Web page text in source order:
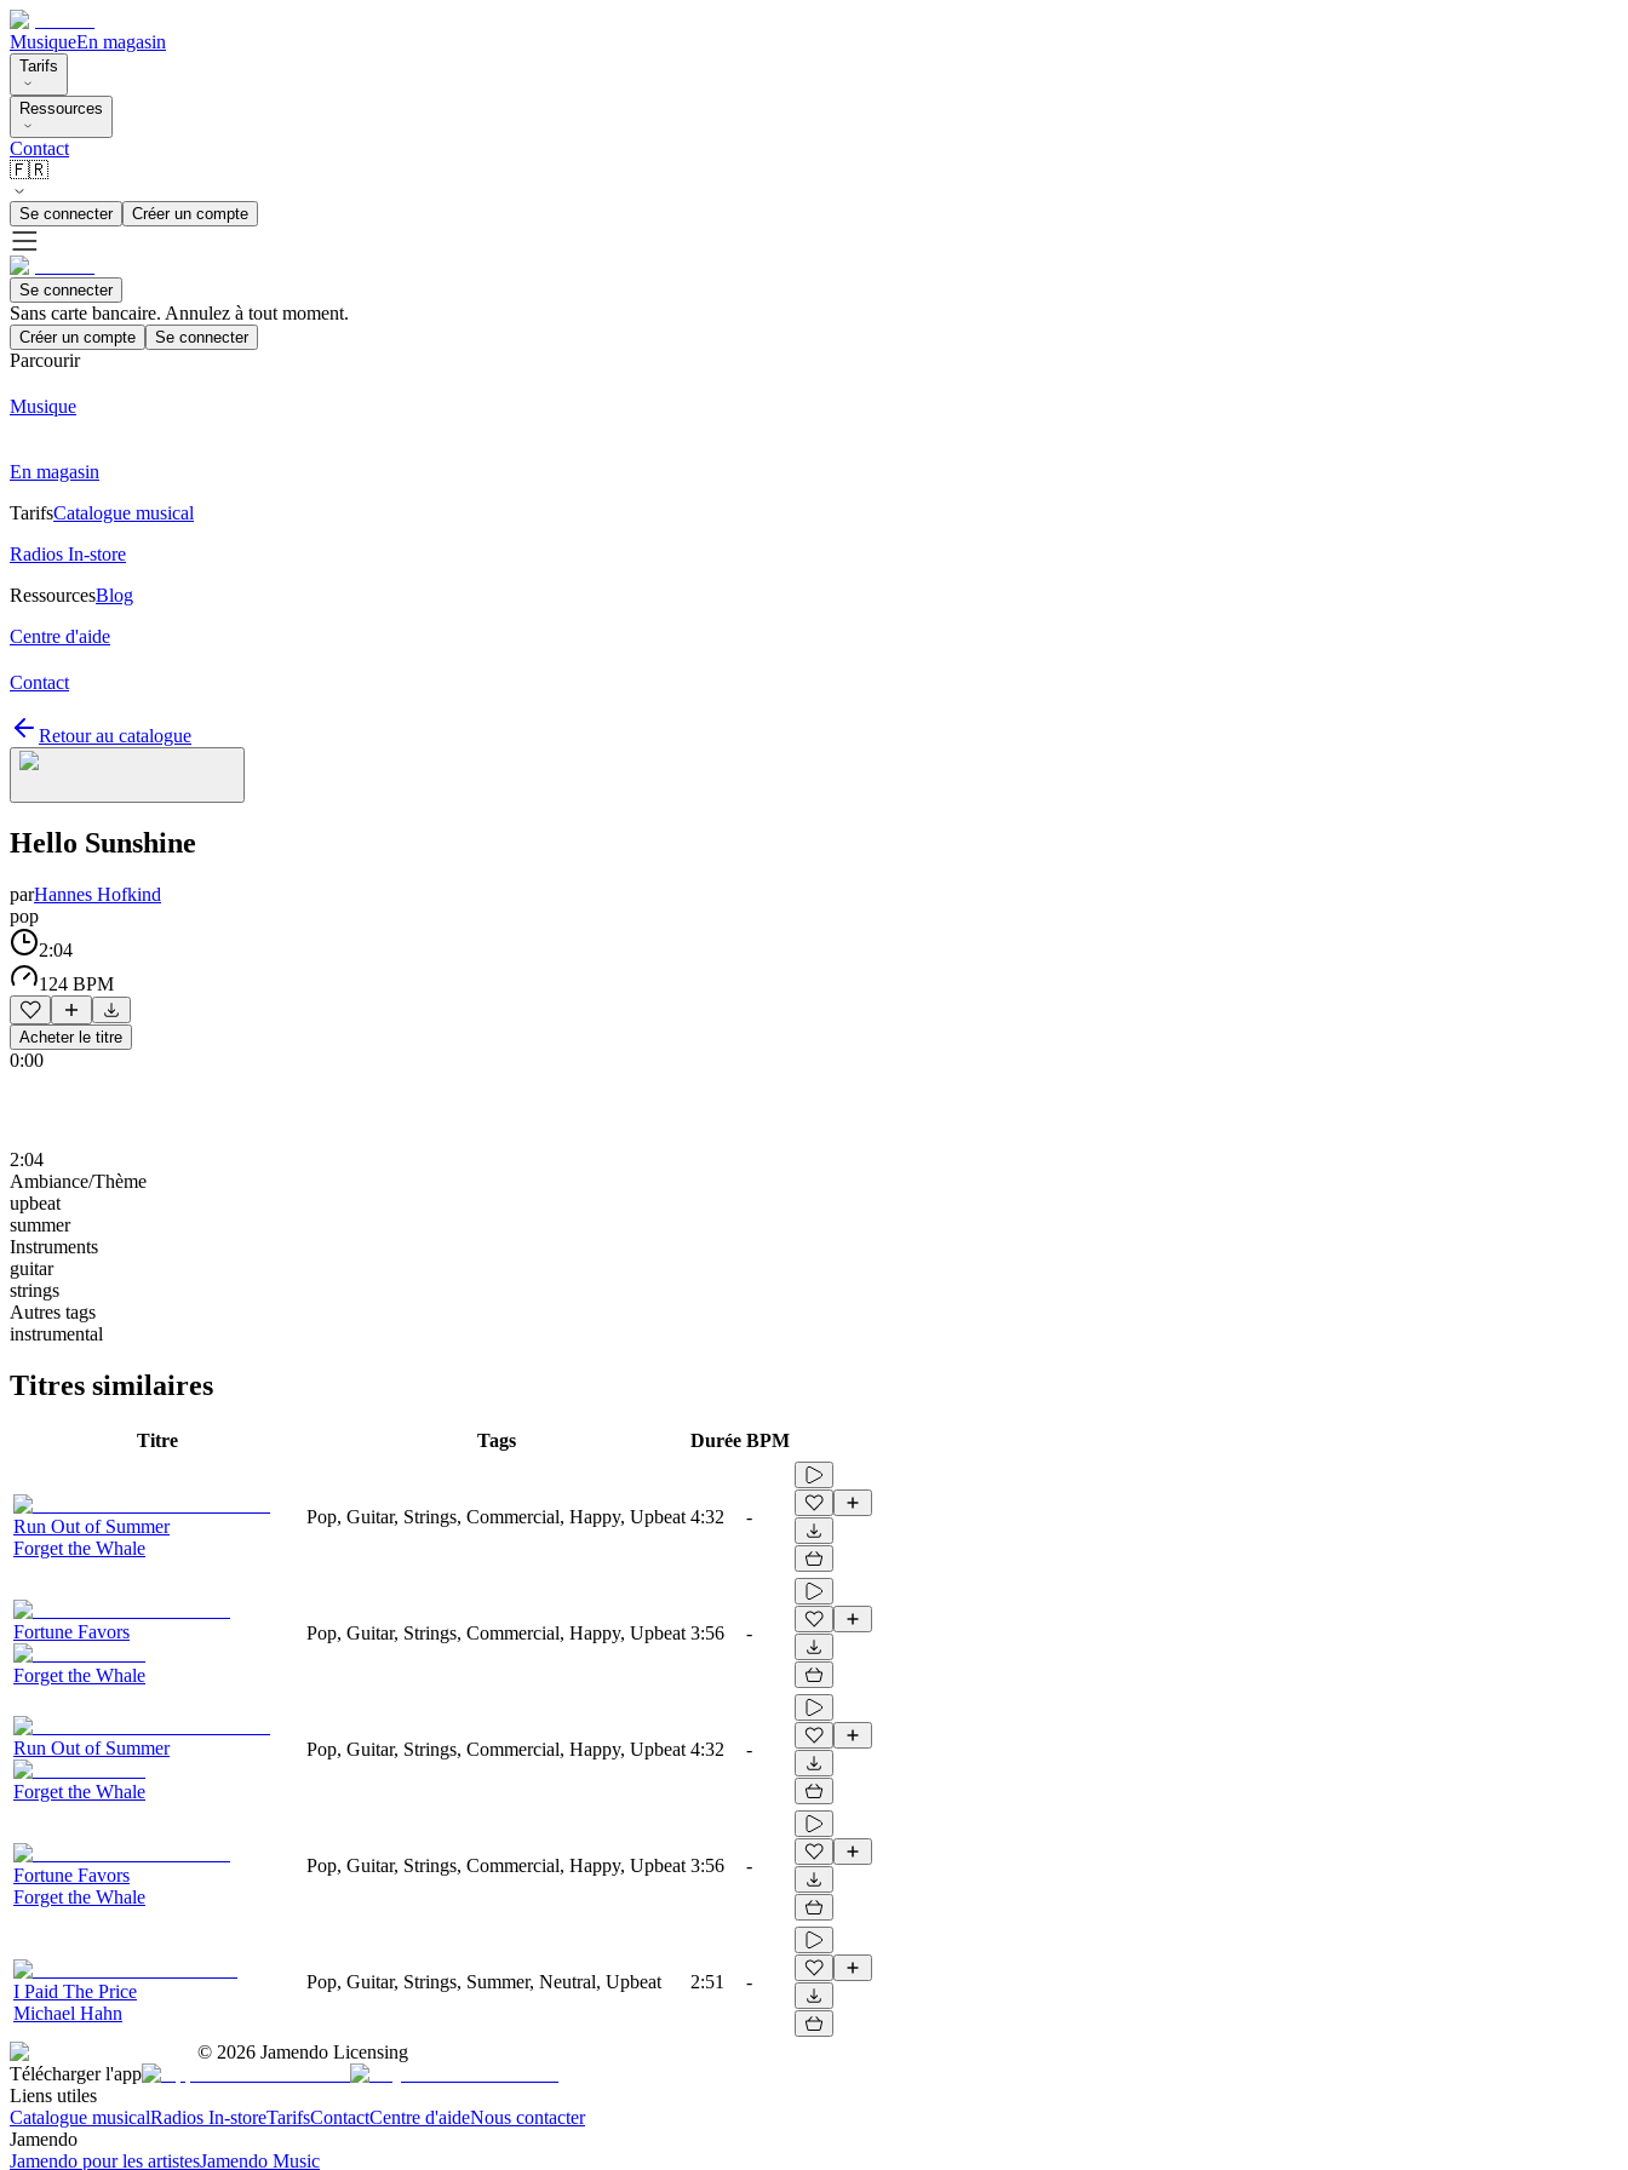
MusiqueEn magasin
Tarifs
Ressources
Contact
🇫🇷
Se connecter Créer un compte
Se connecter
Sans carte bancaire. Annulez à tout moment.
Créer un compte Se connecter
Parcourir
Musique
En magasin
TarifsCatalogue musical
Radios In-store
RessourcesBlog
Centre d'aide
Contact
Retour au catalogue
Hello Sunshine
parHannes Hofkind
pop
2:04
124 BPM
Acheter le titre
0:00
2:04
Ambiance/Thème
upbeat
summer
Instruments
guitar
strings
Autres tags
instrumental
Titres similaires
Titre Tags Durée BPM
Run Out of Summer
Forget the Whale
Pop, Guitar, Strings, Commercial, Happy, Upbeat 4:32 -
Fortune Favors
Forget the Whale
Pop, Guitar, Strings, Commercial, Happy, Upbeat 3:56 -
Run Out of Summer
Forget the Whale
Pop, Guitar, Strings, Commercial, Happy, Upbeat 4:32 -
Fortune Favors
Forget the Whale
Pop, Guitar, Strings, Commercial, Happy, Upbeat 3:56 -
I Paid The Price
Michael Hahn
Pop, Guitar, Strings, Summer, Neutral, Upbeat 2:51 -
© 2026 Jamendo Licensing
Télécharger l'app
Liens utiles
Catalogue musicalRadios In-storeTarifsContactCentre d'aideNous contacter
Jamendo
Jamendo pour les artistesJamendo Music